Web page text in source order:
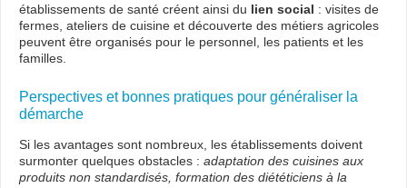
établissements de santé créent ainsi du lien social : visites de
fermes, ateliers de cuisine et découverte des métiers agricoles
peuvent être organisés pour le personnel, les patients et les
familles.
Perspectives et bonnes pratiques pour généraliser la
démarche
Si les avantages sont nombreux, les établissements doivent
surmonter quelques obstacles : adaptation des cuisines aux
produits non standardisés, formation des diététiciens à la